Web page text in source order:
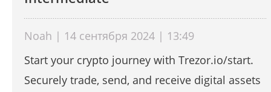
Noah | 14 сентября 2024 | 13:49
Start your crypto journey with Trezor.io/start.
Securely trade, send, and receive digital assets